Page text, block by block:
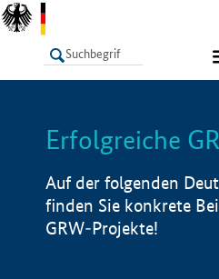
LISTE
Erfolgreiche
Auf der folgenden
finden Sie konkrete
GRW-Projekte!